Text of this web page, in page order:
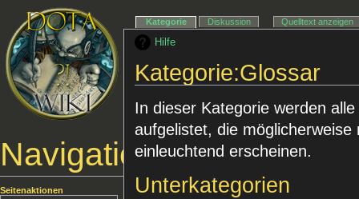
Hilfe
Kategorie:Glossar
In dieser Kategorie werden
aufgelistet, die
einleuchtend erscheinen.
Unterkategorien
Navigationsmenü
Kategorie Diskussion Quelltext anzeigen
Seitenaktionen